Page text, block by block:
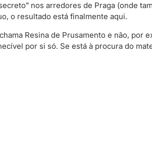
nos arredores de Praga (onde
o resultado está finalmente aqui.
Resina de Prusamento e não, por
por si só. Se está à procura do